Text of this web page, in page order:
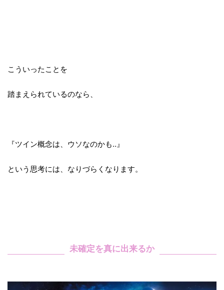
こういったことを
踏まえられているのなら、
『ツイン概念は、ウソなのかも‥』
という思考には、なりづらくなります。
未確定を真に出来るか